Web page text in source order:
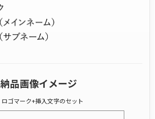
納品画像イメージ
ロゴマーク+挿入文字のセット